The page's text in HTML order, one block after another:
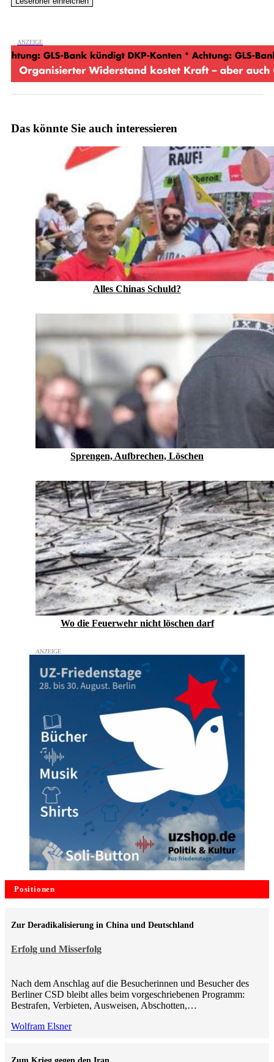
Das könnte Sie auch interessieren
Alles Chinas Schuld?
Sprengen, Aufbrechen, Löschen
Wo die Feuerwehr nicht löschen darf
Positionen
Erfolg und Misserfolg
Zur Deradikalisierung in China und Deutschland
Nach dem Anschlag auf die Besucherinnen und Besucher des
Berliner CSD bleibt alles beim vorgeschriebenen Programm:
Bestrafen, Verbieten, Ausweisen, Abschotten,…
Wolfram Elsner